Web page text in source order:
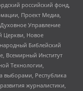
российский фонд,
Проект Медиа,
Управление
Церкви, Новое
Библейский
Всемирный Институт
Технологии,
выборами, Республика
журналистики,